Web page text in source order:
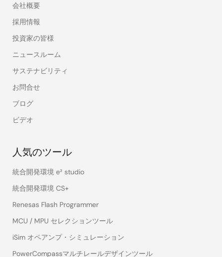
会社概要
採用情報
投資家の皆様
ニュースルーム
サステナビリティ
お問合せ
ブログ
ビデオ
人気のツール
統合開発環境 e² studio
統合開発環境 CS+
Renesas Flash Programmer
MCU / MPU セレクションツール
iSim オペアンプ・シミュレーション
PowerCompassマルチレールデザインツール